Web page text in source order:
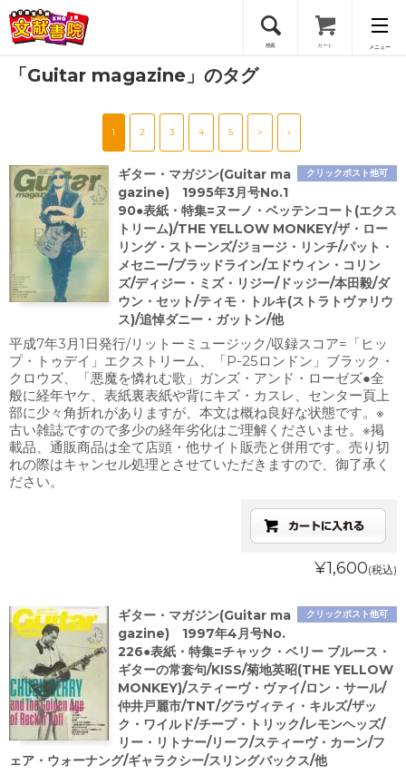
検索 カート メニュー
会員登録
「Guitar magazine」のタグ
1 2 3 4 5 > »
クリックポスト他可
ギター・マガジン(Guitar ma
gazine) 1995年3月号No.1
90●表紙・特集=ヌーノ・ベッテンコート(エクス
トリーム)/THE YELLOW MONKEY/ザ・ロー
リング・ストーンズ/ジョージ・リンチ/パット・
メセニー/ブラッドライン/エドウィン・コリン
ズ/ディジー・ミズ・リジー/ドッジー/本田毅/ダ
ウン・セット/ティモ・トルキ(ストラトヴァリウ
ス)/追悼ダニー・ガットン/他
平成7年3月1日発行/リットーミュージック/収録スコア=「ヒッ
プ・トゥデイ」エクストリーム、「P-25ロンドン」ブラック・
クロウズ、「悪魔を憐れむ歌」ガンズ・アンド・ローゼズ●全
般に経年ヤケ、表紙裏表紙や背にキズ・カスレ、センター頁上
部に少々角折れがありますが、本文は概ね良好な状態です。※
古い雑誌ですので多少の経年劣化はご理解くださいませ。※掲
載品、通販商品は全て店頭・他サイト販売と併用です。売り切
れの際はキャンセル処理とさせていただきますので、御了承く
ださい。
¥1,600(税込)
クリックポスト他可
ギター・マガジン(Guitar ma
gazine) 1997年4月号No.
226●表紙・特集=チャック・ベリー ブルース・
ギターの常套句/KISS/菊地英昭(THE YELLOW
MONKEY)/スティーヴ・ヴァイ/ロン・サール/
仲井戸麗市/TNT/グラヴィティ・キルズ/ザッ
ク・ワイルド/チープ・トリック/レモンヘッズ/
リー・リトナー/リーフ/スティーヴ・カーン/フ
ェア・ウォーナング/ギャラクシー/スリングバックス/他